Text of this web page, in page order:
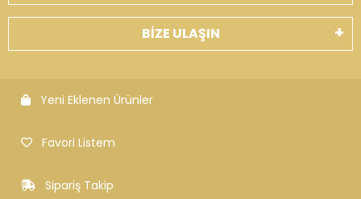
BİZE ULAŞIN
Yeni Eklenen Ürünler
Favori Listem
Sipariş Takip